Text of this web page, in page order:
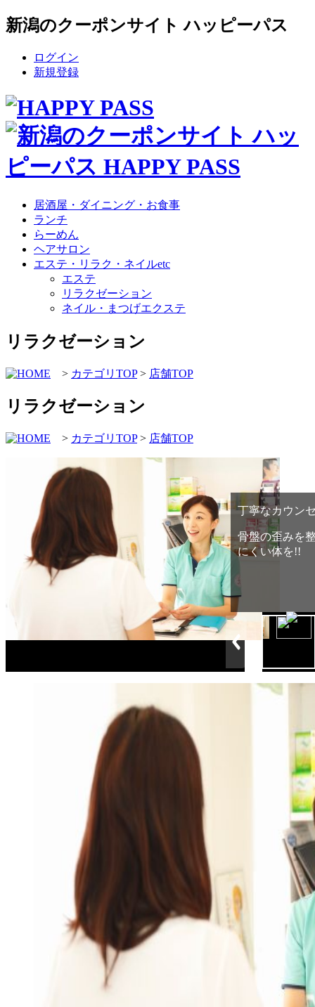
新潟のクーポンサイト ハッピーパス
ログイン
新規登録
居酒屋・ダイニング・お食事
ランチ
らーめん
ヘアサロン
エステ・リラク・ネイルetc
エステ
リラクゼーション
ネイル・まつげエクステ
リラクゼーション
> カテゴリTOP> 店舗TOP
リラクゼーション
> カテゴリTOP> 店舗TOP
大人気!キッズ
数ヶ月の赤ち
カイロも大人